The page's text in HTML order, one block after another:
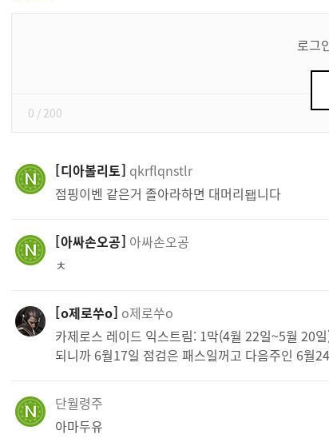
로그
0 / 200
디아볼리토 qkrflqnstlr
점핑이벤 같은거 졸아라하면 대머리됍니다
아싸손오공 아싸손오공
ㅊ
o제로쑤o o제로쑤o
카제로스 레이드 익스트림: 1막(4월 22일~5월 20
되니까 6월17일 점검은 패스일꺼고 다음주인 6월
단월령주
아마두유